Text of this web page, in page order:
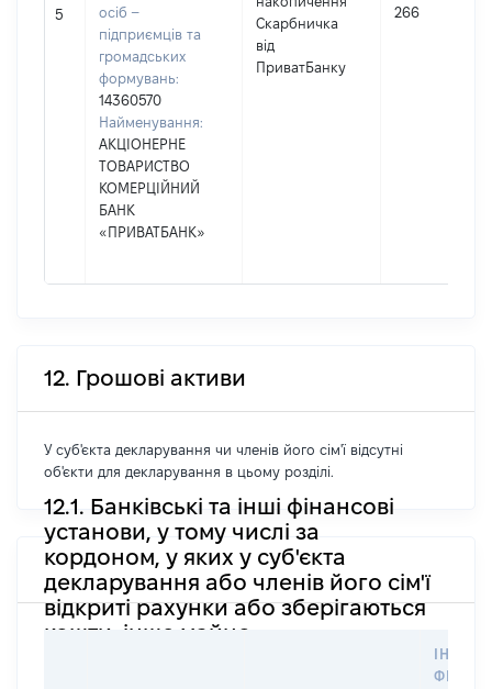
5
осіб –
підприємців та
громадських
формувань:
14360570
Найменування:
АКЦІОНЕРНЕ
ТОВАРИСТВО
КОМЕРЦІЙНИЙ
БАНК
«ПРИВАТБАНК»
Скарбничка
від
ПриватБанку
266
12. Грошові активи
У суб'єкта декларування чи членів його сім'ї відсутні
об'єкти для декларування в цьому розділі.
12.1. Банківські та інші фінансові
установи, у тому числі за
кордоном, у яких у суб'єкта
декларування або членів його сім'ї
відкриті рахунки або зберігаються
кошти, інше майно